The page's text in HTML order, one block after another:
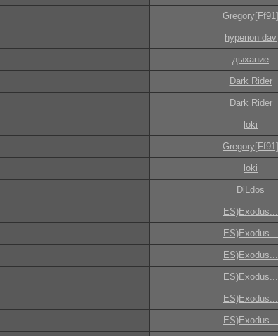
Gregory[Ff91]
hyperion dav
дыхание
Dark Rider
Dark Rider
loki
Gregory[Ff91]
loki
DiLdos
ES)Exodus...
ES)Exodus...
ES)Exodus...
ES)Exodus...
ES)Exodus...
ES)Exodus...